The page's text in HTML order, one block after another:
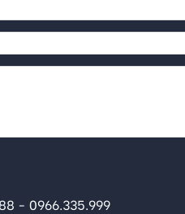
- 0966.335.999